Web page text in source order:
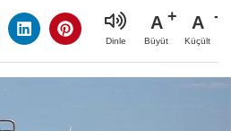
Dinle
A
Büyüt
A
Küçült